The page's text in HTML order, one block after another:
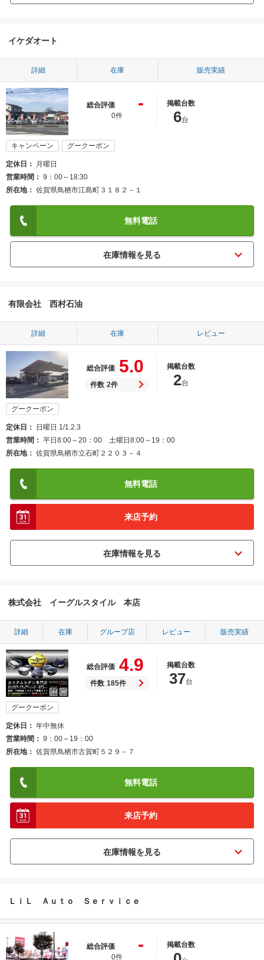
イケダオート
詳細 在庫 販売実績
総合評価 -
0件
掲載台数
6台
キャンペーン グークーポン
定休日
月曜日
営業時間
9：00～18:30
所在地
佐賀県鳥栖市江島町３１８２－１
無料電話
有限会社 西村石油
詳細 在庫 レビュー
総合評価 5.0
件数 2件
掲載台数
2台
グークーポン
定休日
日曜日 1/1.2.3
営業時間
平日8:00～20：00 土曜日8:00～19：00
所在地
佐賀県鳥栖市立石町２２０３－４
無料電話
来店予約
株式会社 イーグルスタイル 本店
詳細 在庫 グループ店 レビュー 販売実績
総合評価 4.9
件数 185件
掲載台数
37台
グークーポン
定休日
年中無休
営業時間
9：00～19：00
所在地
佐賀県鳥栖市古賀町５２９－７
無料電話
来店予約
ＬｉＬ Ａｕｔｏ Ｓｅｒｖｉｃｅ
総合評価 -
0件
掲載台数